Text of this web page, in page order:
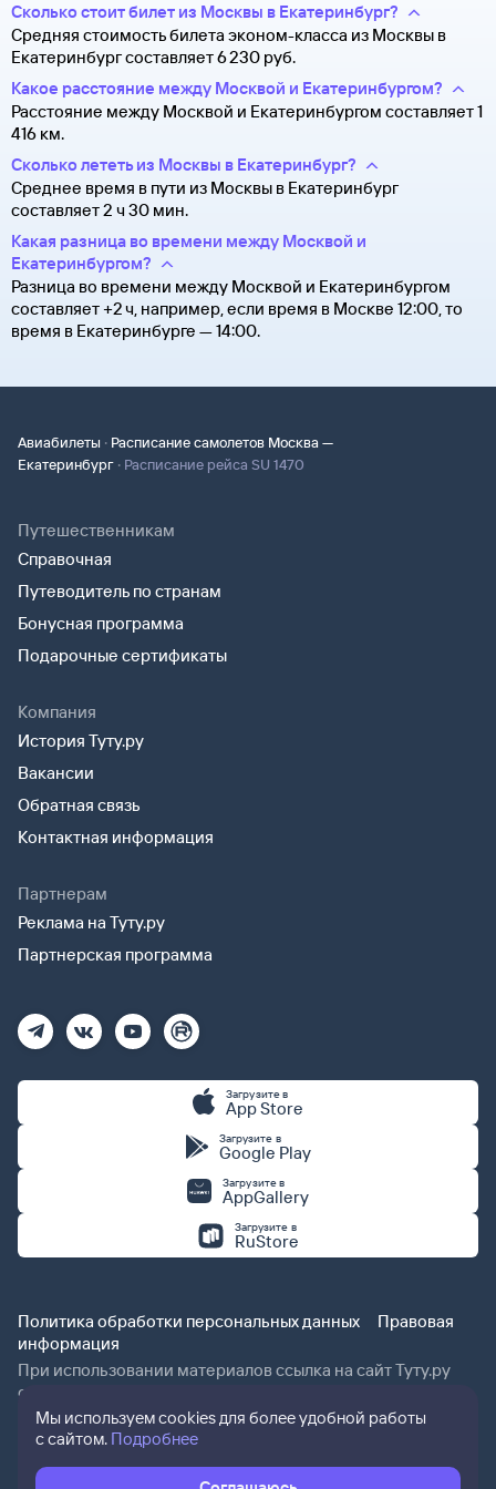
Сколько стоит билет из Москвы в Екатеринбург?
Средняя стоимость билета эконом-класса из Москвы в
Екатеринбург составляет 6 ⁠230 руб.
Какое расстояние между Москвой и Екатеринбургом?
Расстояние между Москвой и Екатеринбургом составляет 1
416 км.
Сколько лететь из Москвы в Екатеринбург?
Среднее время в пути из Москвы в Екатеринбург
составляет 2 ч 30 мин.
Какая разница во времени между Москвой и
Екатеринбургом?
Разница во времени между Москвой и Екатеринбургом
составляет +2 ч, например, если время в Москве 12:00, то
время в Екатеринбурге — 14:00.
Авиабилеты · Расписание самолетов Москва —
Екатеринбург · Расписание рейса SU 1470
Путешественникам
Справочная
Путеводитель по странам
Бонусная программа
Подарочные сертификаты
Компания
История Туту.ру
Вакансии
Обратная связь
Контактная информация
Партнерам
Реклама на Туту.ру
Партнерская программа
Загрузите в
App Store
Загрузите в
Google Play
Загрузите в
AppGallery
Загрузите в
RuStore
Политика обработки персональных данных
Правовая
информация
При использовании материалов ссылка на сайт Туту.ру
обязательна.
Мы используем cookies для более удобной работы
с сайтом. Подробнее